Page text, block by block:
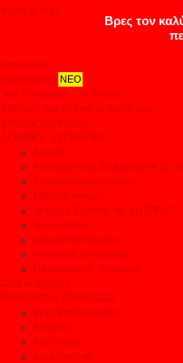
κατηγορίες
αυτοκινήτων ΝΕΟ
Test Συνεργείων - Το θαύμα!
Αξίζουν ή δεν αξίζουν τα λεφτά τους
Απόψεις - Αναλύσεις
ΔΟΚΙΜΕΣ - ΣΥΓΚΡΙΤΙΚΑ
Δοκιμές
Αποκαλυπτικά Συγκριτικά σε 11
Συγκριτικά αυτοκινήτων
Μεγάλες δοκιμές
Αρθρα & Ερευνες της AUTOBILD
Τα καλύτερα
Αγοραστικά θέματα
Ηλεκτρικά αυτοκίνητα
Παρουσιάσεις Μοντέλων
Όλες οι ειδήσεις
ΠΡΟΙΟΝΤΑ & ΥΠΗΡΕΣΙΕΣ
Βρες Επαγγελματία
Ελαστικά
After sales
Ανταλλακτικά